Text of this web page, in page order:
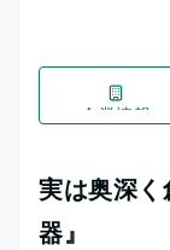
企業情報
実は奥深
器』